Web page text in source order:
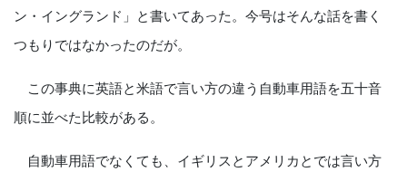
ン・イングランド」と書いてあった。今号はそんな話を書く
つもりではなかったのだが。
この事典に英語と米語で言い方の違う自動車用語を五十音
順に並べた比較がある。
自動車用語でなくても、イギリスとアメリカとでは言い方